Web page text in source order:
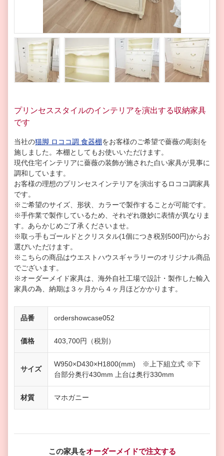
プリンセススタイルのインテリアを演出する収納家具
です
当社の猫脚 ロココ調 食器棚をお客様のご希望で薔薇の彫刻を
施しました。本棚としてもお使いいただけます。
現代住宅インテリアに薔薇の装飾が施された白い家具が見事に
調和しています。
お客様の理想のプリンセスインテリアを演出するロココ調家具
です。
※ご希望のサイズ、形状、カラーで製作することが可能です。
※手作業で製作しているため、それぞれ微妙に表情が異なりま
す。あらかじめご了承くださいませ。
※取っ手もゴールドとクリスタル(1個につき税別500円)からお
選びいただけます。
※こちらの商品はウエストハウスギャラリーのオリジナル商品
でございます。
※オーダーメイド家具は、海外自社工場で設計・製作した輸入
家具の為、納期は３ヶ月から４ヶ月ほどかかります。
品番 ordershowcase052
価格 403,700円（税別）
サイズ
W950×D430×H1800(mm) ※上下組立式 ※下
台部分奥行430mm 上台は奥行330mm
材質 マホガニー
この家具をオーダーメイドで注文する